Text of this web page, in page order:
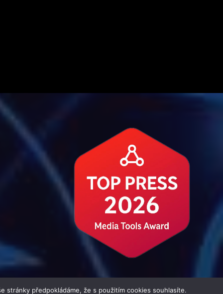
stránky předpokládáme, že s použitím cookies souhlasíte.